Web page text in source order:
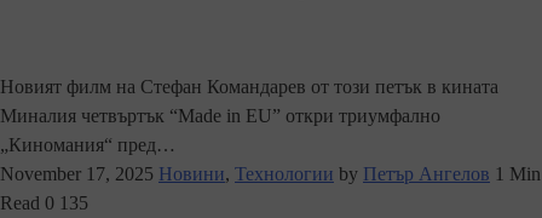
Новият филм на Стефан Командарев от този петък в кината
Миналия четвъртък “Made in EU” откри триумфално
„Киномания“ пред…
November 17, 2025 Новини, Технологии by Петър Ангелов 1 Min
Read 0 135